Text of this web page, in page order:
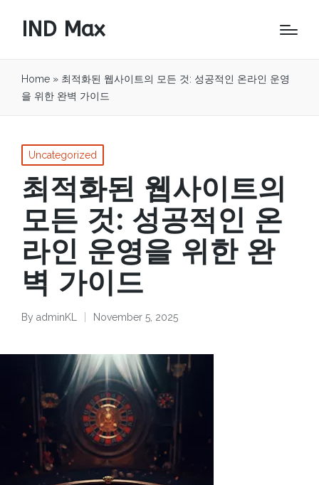
IND Max
Home » 최적화된 웹사이트의 모든 것: 성공적인 온라인 운영
을 위한 완벽 가이드
Posted
in
Uncategorized
최적화된 웹사이트의
모든 것: 성공적인 온
라인 운영을 위한 완
벽 가이드
Posted
By adminKL November 5, 2025